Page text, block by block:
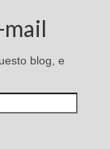
blog, e